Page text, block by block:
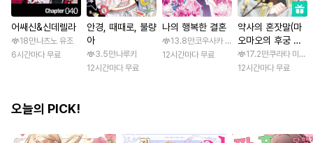
어쌔신&신데렐라
18만나츠노 유조
6시간마다 무료
안경, 때때로, 불량
아
3.5만나루키
12시간마다 무료
나의 행복한 결혼
13.8만코우사카 리토 / 아기토기 아쿠미
12시간마다 무료
약사의 혼잣말(마
오마오의 후궁 수
수께끼 풀이수첩)
17.2만쿠라타 미노
12시간마다 무료
오늘의 PICK!